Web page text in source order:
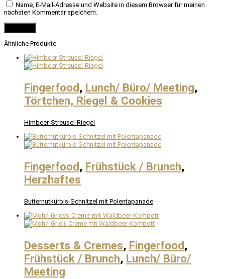
Name, E-Mail-Adresse und Website in diesem Browser für meinen
nächsten Kommentar speichern.
Ähnliche Produkte
Fingerfood , Lunch/ Büro/ Meeting,
Törtchen, Riegel & Cookies
Himbeer-Streusel-Riegel
Fingerfood , Frühstück / Brunch,
Herzhaftes
Butternutkürbis-Schnitzel mit Polentapanade
Desserts & Cremes, Fingerfood,
Frühstück / Brunch, Lunch/ Büro/
Meeting